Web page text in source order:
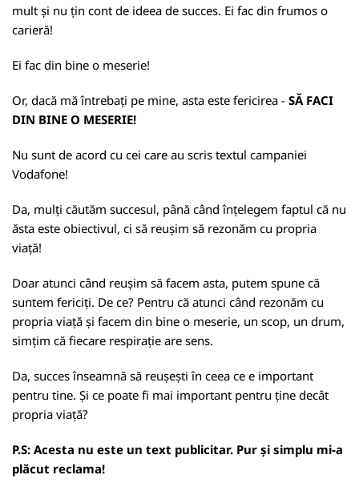
mult și nu țin cont de ideea de succes. Ei fac din frumos o
carieră!
Ei fac din bine o meserie!
Or, dacă mă întrebați pe mine, asta este fericirea - SĂ FACI
DIN BINE O MESERIE!
Nu sunt de acord cu cei care au scris textul campaniei
Vodafone!
Da, mulți căutăm succesul, până când înțelegem faptul că nu
ăsta este obiectivul, ci să reușim să rezonăm cu propria
viață!
Doar atunci când reușim să facem asta, putem spune că
suntem fericiți. De ce? Pentru că atunci când rezonăm cu
propria viață și facem din bine o meserie, un scop, un drum,
simțim că fiecare respirație are sens.
Da, succes înseamnă să reușești în ceea ce e important
pentru tine. Și ce poate fi mai important pentru ține decât
propria viață?
P.S: Acesta nu este un text publicitar. Pur și simplu mi-a
plăcut reclama!